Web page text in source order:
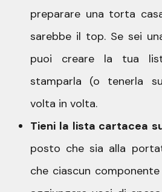
preparare una torta
sarebbe il top. Se sei
puoi creare la tua
stamparla (o tenerla
volta in volta.
Tieni la lista cartacea
posto che sia alla
che ciascun